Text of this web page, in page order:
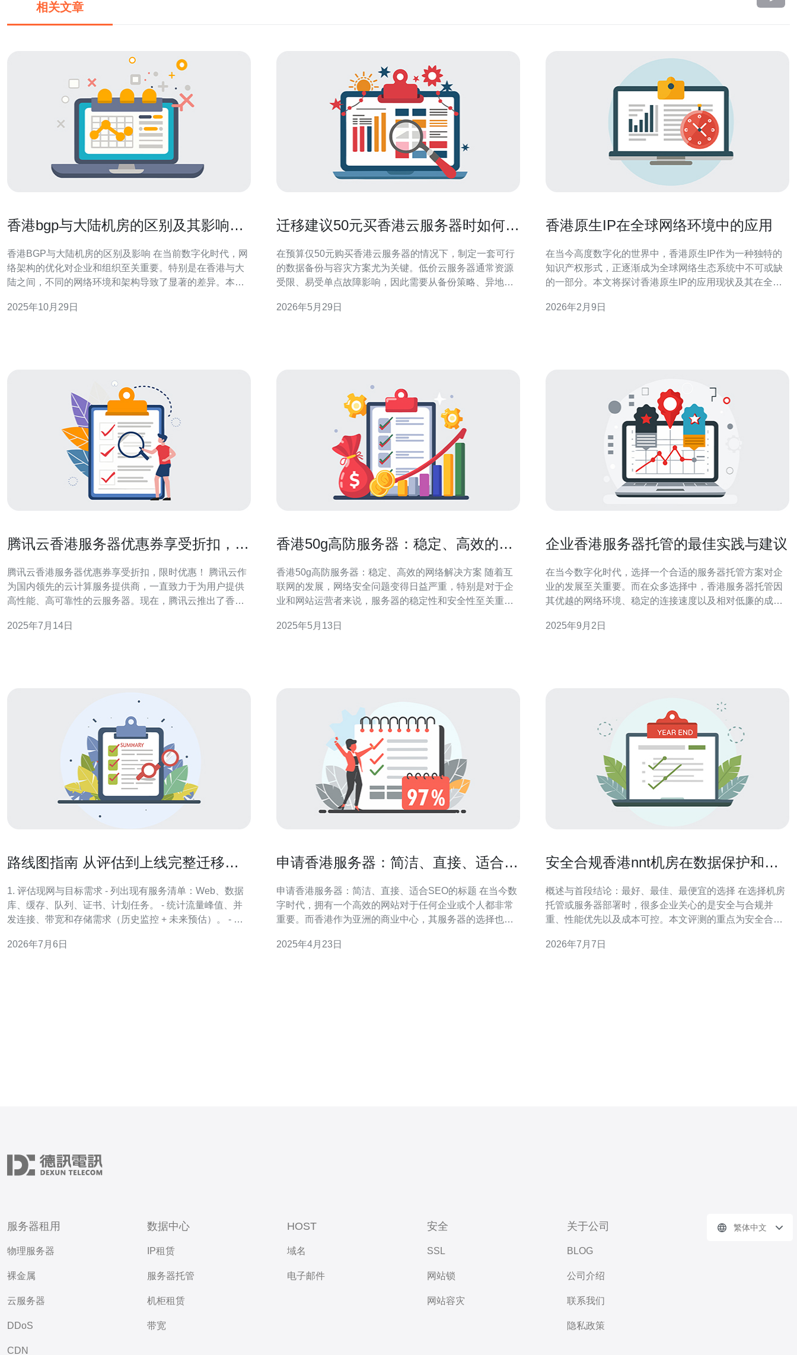
相关文章
香港bgp与大陆机房的区别及其影响分
香港BGP与大陆机房的区别及影响 在当前数字化时代，网
络架构的优化对企业和组织至关重要。特别是在香港与大
陆之间，不同的网络环境和架构导致了显著的差异。本文
影响。 以下是我们文章的三大精华要点： 1. 地理位置与网
2025年10月29日
迁移建议50元买香港云服务器时如何做
在预算仅50元购买香港云服务器的情况下，制定一套可行
的数据备份与容灾方案尤为关键。低价云服务器通常资源
受限、易受单点故障影响，因此需要从备份策略、异地容
在突发故障、DDoS攻击或数据损坏时能快速恢复。 首先
2026年5月29日
香港原生IP在全球网络环境中的应用
在当今高度数字化的世界中，香港原生IP作为一种独特的
知识产权形式，正逐渐成为全球网络生态系统中不可或缺
的一部分。本文将探讨香港原生IP的应用现状及其在全球
济方面的贡献。 香港原生IP是什么？ 香港原生IP指的是在
2026年2月9日
腾讯云香港服务器优惠券享受折扣，限
腾讯云香港服务器优惠券享受折扣，限时优惠！ 腾讯云作
为国内领先的云计算服务提供商，一直致力于为用户提供
高性能、高可靠性的云服务器。现在，腾讯云推出了香港
得额外的折扣。 腾讯云香港服务器优惠券包括不同金额的
2025年7月14日
香港50g高防服务器：稳定、高效的网
香港50g高防服务器：稳定、高效的网络解决方案 随着互
联网的发展，网络安全问题变得日益严重，特别是对于企
业和网站运营者来说，服务器的稳定性和安全性至关重
用户提供了稳定性和安全性的保障。 香港50g高防服务器
2025年5月13日
企业香港服务器托管的最佳实践与建议
在当今数字化时代，选择一个合适的服务器托管方案对企
业的发展至关重要。而在众多选择中，香港服务器托管因
其优越的网络环境、稳定的连接速度以及相对低廉的成
分享关于如何选择最佳、最便宜的香港服务器托管方案的
2025年9月2日
路线图指南 从评估到上线完整迁移香
1. 评估现网与目标需求 - 列出现有服务清单：Web、数据
库、缓存、队列、证书、计划任务。 - 统计流量峰值、并
发连接、带宽和存储需求（历史监控 + 未来预估）。 - 记
间、Session策略。 2. 选择香港高防服务商与规格 - 确认
2026年7月6日
申请香港服务器：简洁、直接、适合
申请香港服务器：简洁、直接、适合SEO的标题 在当今数
字时代，拥有一个高效的网站对于任何企业或个人都非常
重要。而香港作为亚洲的商业中心，其服务器的选择也变
并提供一些简洁、直接、适合SEO的标题的建议。 选择香
2025年4月23日
安全合规香港nnt机房在数据保护和合
概述与首段结论：最好、最佳、最便宜的选择 在选择机房
托管或服务器部署时，很多企业关心的是安全与合规并
重、性能优先以及成本可控。本文评测的重点为安全合规
好”则应选用具备全面ISO27001/SOC2/PCI认证、异地备
2026年7月7日
服务器租用
物理服务器
裸金属
云服务器
DDoS
CDN
数据中心
IP租赁
服务器托管
机柜租赁
带宽
HOST
域名
电子邮件
安全
SSL
网站锁
网站容灾
关于公司
BLOG
公司介绍
联系我们
隐私政策
繁体中文